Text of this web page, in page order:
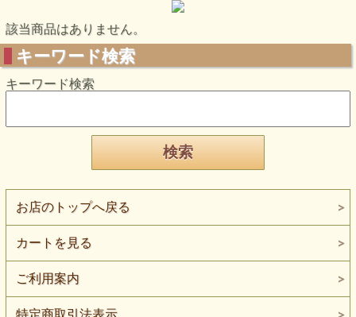
該当商品はありません。
キーワード検索
キーワード検索
お店のトップへ戻る
カートを見る
ご利用案内
特定商取引法表示